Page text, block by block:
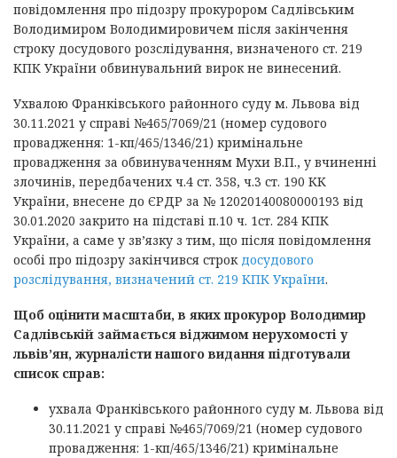
повідомлення про підозру прокурором Садлівським
Володимиром Володимировичем після закінчення
строку досудового розслідування, визначеного ст. 219
КПК України обвинувальний вирок не винесений.
Ухвалою Франківського районного суду м. Львова від
30.11.2021 у справі №465/7069/21 (номер судового
провадження: 1-кп/465/1346/21) кримінальне
провадження за обвинуваченням Мухи В.П., у вчиненні
злочинів, передбачених ч.4 ст. 358, ч.3 ст. 190 КК
України, внесене до ЄРДР за № 12020140080000193 від
30.01.2020 закрито на підставі п.10 ч. 1ст. 284 КПК
України, а саме у зв’язку з тим, що після повідомлення
особі про підозру закінчився строк досудового
розслідування, визначений ст. 219 КПК України.
Щоб оцінити масштаби, в яких прокурор Володимир
Садлівській займається віджимом нерухомості у
львів’ян, журналісти нашого видання підготували
список справ:
ухвала Франківського районного суду м. Львова від
30.11.2021 у справі №465/7069/21 (номер судового
провадження: 1-кп/465/1346/21) кримінальне